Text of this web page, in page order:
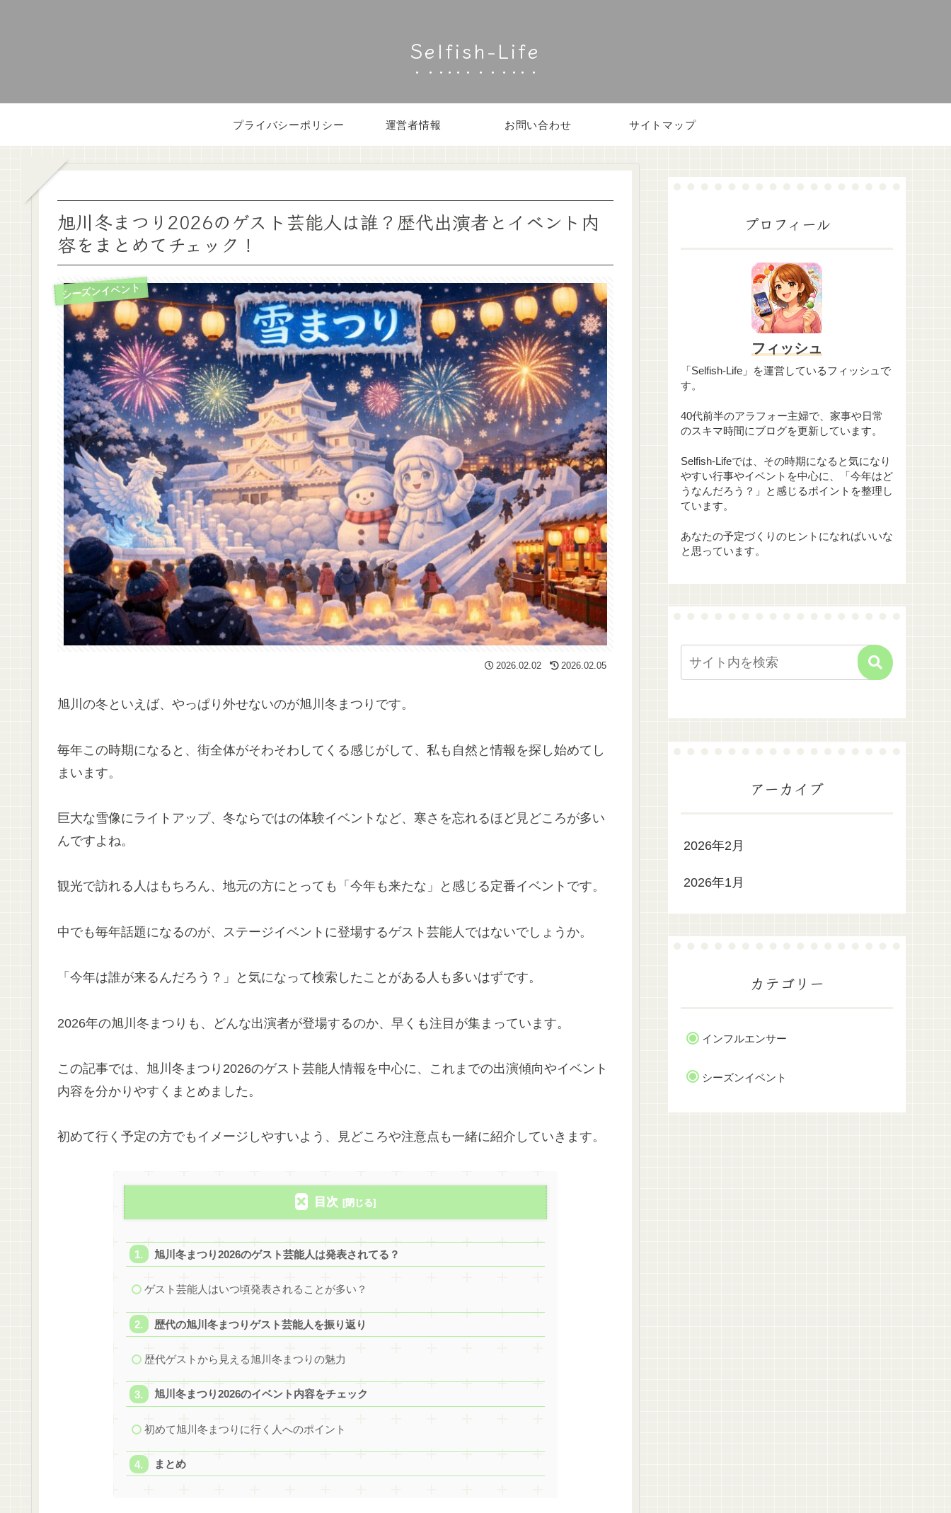
Selfish-Life
プライバシーポリシー 運営者情報 お問い合わせ サイトマップ
旭川冬まつり2026のゲスト芸能人は誰？歴代出演者とイベント内
容をまとめてチェック！
シーズンイベント
2026.02.02 2026.02.05
旭川の冬といえば、やっぱり外せないのが旭川冬まつりです。
毎年この時期になると、街全体がそわそわしてくる感じがして、私も自然と情報を探し始めてし
まいます。
巨大な雪像にライトアップ、冬ならではの体験イベントなど、寒さを忘れるほど見どころが多い
んですよね。
観光で訪れる人はもちろん、地元の方にとっても「今年も来たな」と感じる定番イベントです。
中でも毎年話題になるのが、ステージイベントに登場するゲスト芸能人ではないでしょうか。
「今年は誰が来るんだろう？」と気になって検索したことがある人も多いはずです。
2026年の旭川冬まつりも、どんな出演者が登場するのか、早くも注目が集まっています。
この記事では、旭川冬まつり2026のゲスト芸能人情報を中心に、これまでの出演傾向やイベント
内容を分かりやすくまとめました。
初めて行く予定の方でもイメージしやすいよう、見どころや注意点も一緒に紹介していきます。
目次
旭川冬まつり2026のゲスト芸能人は発表されてる？
ゲスト芸能人はいつ頃発表されることが多い？
歴代の旭川冬まつりゲスト芸能人を振り返り
歴代ゲストから見える旭川冬まつりの魅力
旭川冬まつり2026のイベント内容をチェック
初めて旭川冬まつりに行く人へのポイント
まとめ
プロフィール
フィッシュ
「Selfish-Life」を運営しているフィッシュで
す。
40代前半のアラフォー主婦で、家事や日常
のスキマ時間にブログを更新しています。
Selfish-Lifeでは、その時期になると気になり
やすい行事やイベントを中心に、「今年はど
うなんだろう？」と感じるポイントを整理し
ています。
あなたの予定づくりのヒントになればいいな
と思っています。
アーカイブ
2026年2月
2026年1月
カテゴリー
インフルエンサー
シーズンイベント